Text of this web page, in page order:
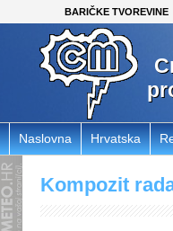
BARIČKE TVOREVINE
Naslovna Hrvatska
Kompozit